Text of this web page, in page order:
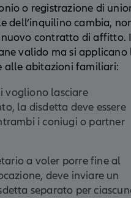
o registrazione di
dell’inquilino cambia,
nuovo contratto di affitto.
valido ma si applicano
alle abitazioni familiari:
vogliono lasciare
la disdetta deve essere
i coniugi o partner
a voler porre fine al
deve inviare un
separato per